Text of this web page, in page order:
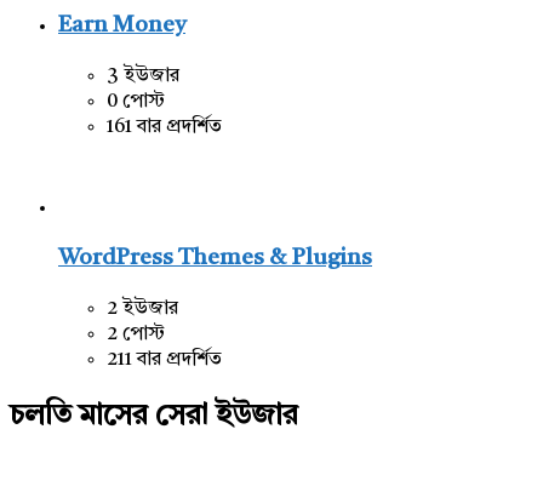
Earn Money
3 ইউজার
0 পোস্ট
161 বার প্রদর্শিত
WordPress Themes & Plugins
2 ইউজার
2 পোস্ট
211 বার প্রদর্শিত
চলতি মাসের সেরা ইউজার